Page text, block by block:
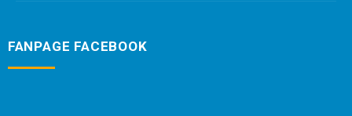
FANPAGE FACEBOOK